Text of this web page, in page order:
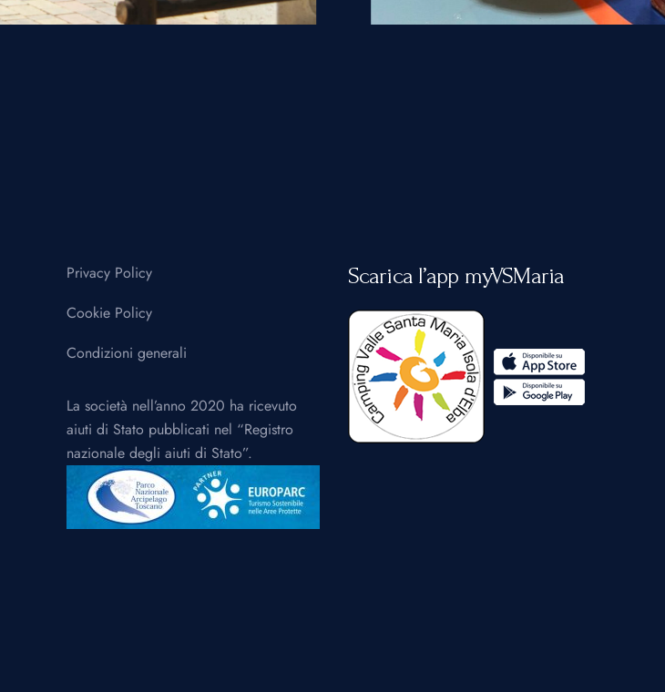
Privacy Policy
Cookie Policy
Condizioni generali
La società nell’anno 2020 ha ricevuto
aiuti di Stato pubblicati nel “Registro
nazionale degli aiuti di Stato”.
Scarica l’app myVSMaria